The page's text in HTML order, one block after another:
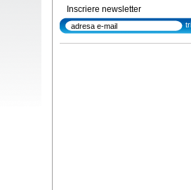
Inscriere newsletter